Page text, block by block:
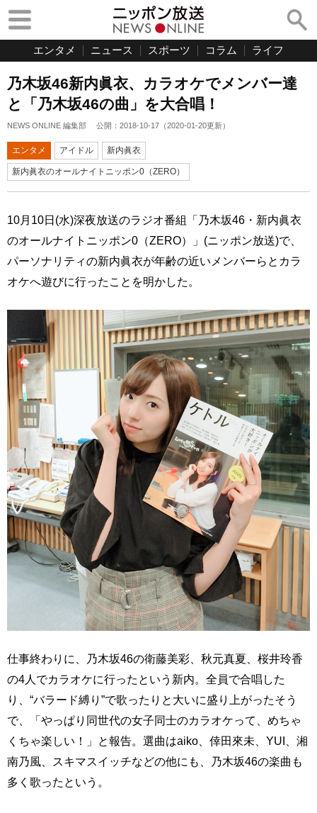
エンタメ ニュース スポーツ コラム ライフ
乃木坂46新内眞衣、カラオケでメンバー達
と「乃木坂46の曲」を大合唱！
NEWS ONLINE 編集部 公開： 2018-10-17 （2020-01-20更新）
エンタメ アイドル 新内眞衣
新内眞衣のオールナイトニッポン0（ZERO）
10月10日(水)深夜放送のラジオ番組「乃木坂46・新内眞衣
のオールナイトニッポン0（ZERO）」(ニッポン放送)で、
パーソナリティの新内眞衣が年齢の近いメンバーらとカラ
オケへ遊びに行ったことを明かした。
仕事終わりに、乃木坂46の衛藤美彩、秋元真夏、桜井玲香
の4人でカラオケに行ったという新内。全員で合唱した
り、“バラード縛り”で歌ったりと大いに盛り上がったそう
で、「やっぱり同世代の女子同士のカラオケって、めちゃ
くちゃ楽しい！」と報告。選曲はaiko、倖田來未、YUI、湘
南乃風、スキマスイッチなどの他にも、乃木坂46の楽曲も
多く歌ったという。